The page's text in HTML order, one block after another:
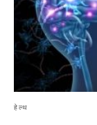
हेल्थ